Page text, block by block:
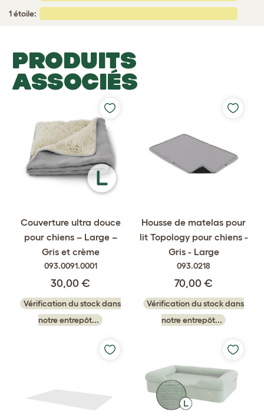
1 étoile:
PRODUITS
ASSOCIÉS
Couverture ultra douce
pour chiens – Large –
Gris et crème
093.0091.0001
30,00 €
Vérification du stock dans
notre entrepôt...
Housse de matelas pour
lit Topology pour chiens -
Gris - Large
093.0218
70,00 €
Vérification du stock dans
notre entrepôt...